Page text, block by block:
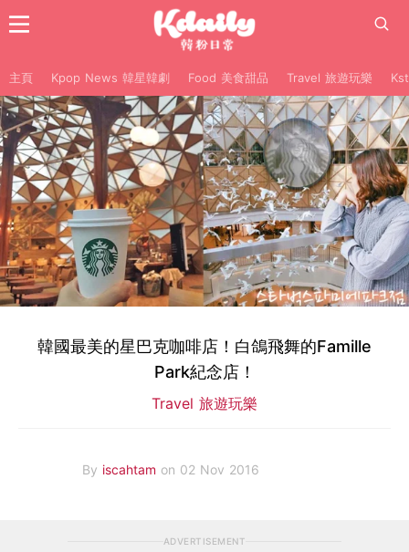
主頁 Kpop News 韓星韓劇 Food 美食甜品 Travel 旅遊玩樂
韓國最美的星巴克咖啡店！白鴿飛舞的Famille
Park紀念店！
Travel 旅遊玩樂
By iscahtam on 02 Nov 2016
ADVERTISEMENT